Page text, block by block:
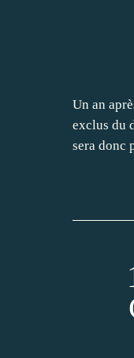
Un an
exclus du
sera donc